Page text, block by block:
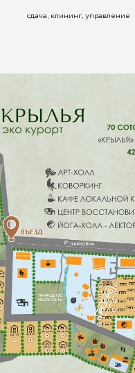
сдача, клининг, управление